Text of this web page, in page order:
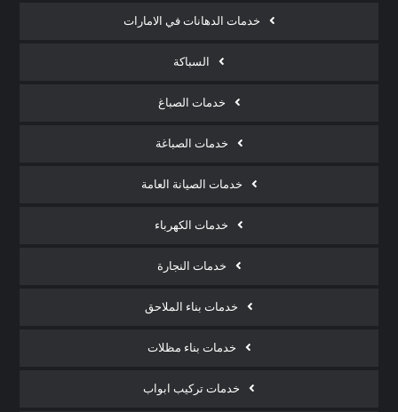
خدمات الدهانات في الامارات
السباكة
خدمات الصباغ
خدمات الصباغة
خدمات الصيانة العامة
خدمات الكهرباء
خدمات النجارة
خدمات بناء الملاحق
خدمات بناء مظلات
خدمات تركيب ابواب